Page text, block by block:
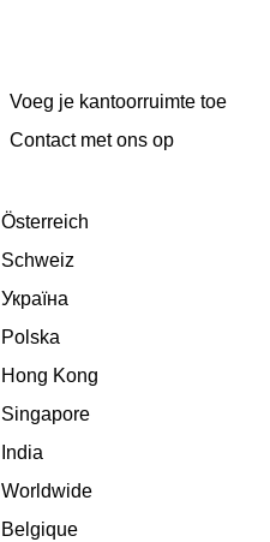
Voeg je kantoorruimte toe
Сontact met ons op
Österreich
Schweiz
Україна
Polska
Hong Kong
Singapore
India
Worldwide
Belgique